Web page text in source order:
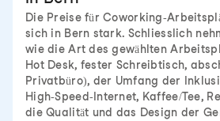
Die Preise für Coworking-
sich in Bern stark. Schliesslich
wie die Art des gewählten
Hot Desk, fester Schreibtisch,
Privatbüro), der Umfang der
High-Speed-Internet, Kaffee/Tee,
die Qualität und das Design der